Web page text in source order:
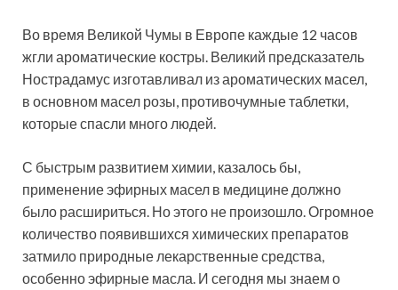
Во время Великой Чумы в Европе каждые 12 часов
жгли ароматические костры. Великий предсказатель
Нострадамус изготавливал из ароматических масел,
в основном масел розы, противочумные таблетки,
которые спасли много людей.
С быстрым развитием химии, казалось бы,
применение эфирных масел в медицине должно
было расшириться. Но этого не произошло. Огромное
количество появившихся химических препаратов
затмило природные лекарственные средства,
особенно эфирные масла. И сегодня мы знаем о